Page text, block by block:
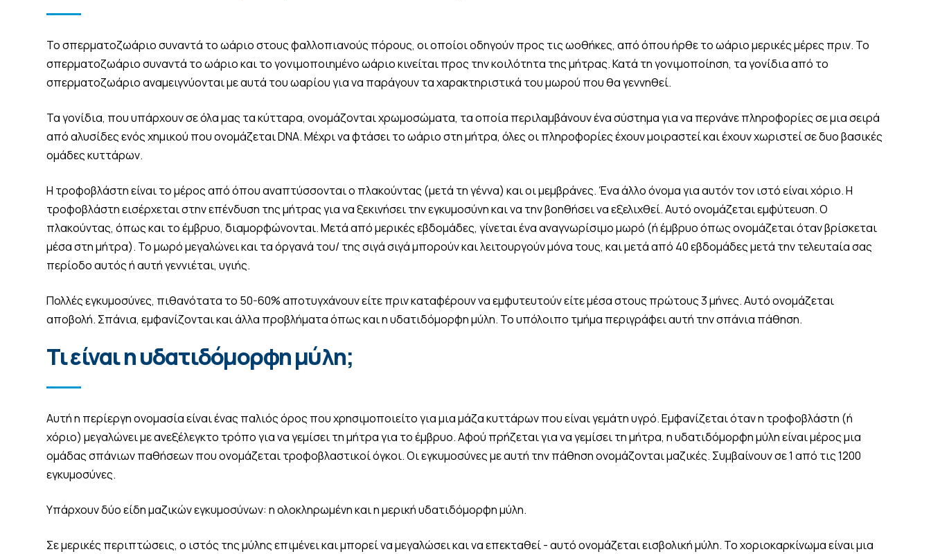
Το σπερματοζωάριο συναντά το ωάριο στους φαλλοπιανούς πόρους, οι οποίοι οδηγούν προς τις ωοθήκες, από όπου ήρθε το ωάριο μερικές μέρες πριν. Το
σπερματοζωάριο συναντά το ωάριο και το γονιμοποιημένο ωάριο κινείται προς την κοιλότητα της μήτρας. Κατά τη γονιμοποίηση, τα γονίδια από το
σπερματοζωάριο αναμειγνύονται με αυτά του ωαρίου για να παράγουν τα χαρακτηριστικά του μωρού που θα γεννηθεί.
Τα γονίδια, που υπάρχουν σε όλα μας τα κύτταρα, ονομάζονται χρωμοσώματα, τα οποία περιλαμβάνουν ένα σύστημα για να περνάνε πληροφορίες σε μια σειρά
από αλυσίδες ενός χημικού που ονομάζεται DNA. Μέχρι να φτάσει το ωάριο στη μήτρα, όλες οι πληροφορίες έχουν μοιραστεί και έχουν χωριστεί σε δυο βασικές
ομάδες κυττάρων.
Η τροφοβλάστη είναι το μέρος από όπου αναπτύσσονται ο πλακούντας (μετά τη γέννα) και οι μεμβράνες. Ένα άλλο όνομα για αυτόν τον ιστό είναι χόριο. Η
τροφοβλάστη εισέρχεται στην επένδυση της μήτρας για να ξεκινήσει την εγκυμοσύνη και να την βοηθήσει να εξελιχθεί. Αυτό ονομάζεται εμφύτευση. Ο
πλακούντας, όπως και το έμβρυο, διαμορφώνονται. Μετά από μερικές εβδομάδες, γίνεται ένα αναγνωρίσιμο μωρό (ή έμβρυο όπως ονομάζεται όταν βρίσκεται
μέσα στη μήτρα). Το μωρό μεγαλώνει και τα όργανά του/ της σιγά σιγά μπορούν και λειτουργούν μόνα τους, και μετά από 40 εβδομάδες μετά την τελευταία σας
περίοδο αυτός ή αυτή γεννιέται, υγιής.
Πολλές εγκυμοσύνες, πιθανότατα το 50-60% αποτυγχάνουν είτε πριν καταφέρουν να εμφυτευτούν είτε μέσα στους πρώτους 3 μήνες. Αυτό ονομάζεται
αποβολή. Σπάνια, εμφανίζονται και άλλα προβλήματα όπως και η υδατιδόμορφη μύλη. Το υπόλοιπο τμήμα περιγράφει αυτή την σπάνια πάθηση.
Τι είναι η υδατιδόμορφη μύλη;
Αυτή η περίεργη ονομασία είναι ένας παλιός όρος που χρησιμοποιείτο για μια μάζα κυττάρων που είναι γεμάτη υγρό. Εμφανίζεται όταν η τροφοβλάστη (ή
χόριο) μεγαλώνει με ανεξέλεγκτο τρόπο για να γεμίσει τη μήτρα για το έμβρυο. Αφού πρήζεται για να γεμίσει τη μήτρα, η υδατιδόμορφη μύλη είναι μέρος μια
ομάδας σπάνιων παθήσεων που ονομάζεται τροφοβλαστικοί όγκοι. Οι εγκυμοσύνες με αυτή την πάθηση ονομάζονται μαζικές. Συμβαίνουν σε 1 από τις 1200
εγκυμοσύνες.
Υπάρχουν δύο είδη μαζικών εγκυμοσύνων: η ολοκληρωμένη και η μερική υδατιδόμορφη μύλη.
Σε μερικές περιπτώσεις, ο ιστός της μύλης επιμένει και μπορεί να μεγαλώσει και να επεκταθεί - αυτό ονομάζεται εισβολική μύλη. Το χοριοκαρκίνωμα είναι μια